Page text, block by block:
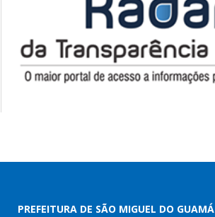
PREFEITURA DE SÃO MIGUEL DO GUAMÁ